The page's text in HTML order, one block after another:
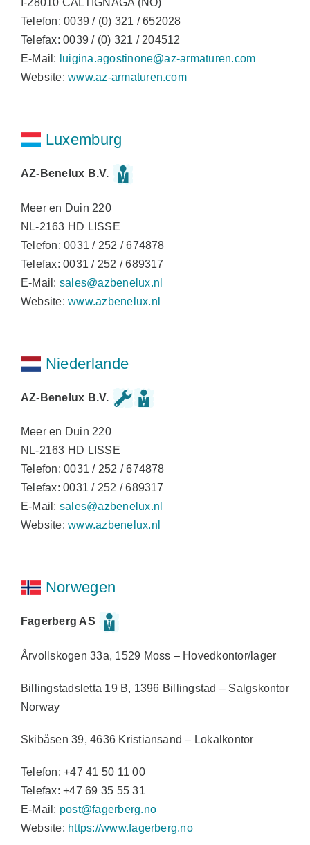
I-28010 CALTIGNAGA (NO)
Telefon: 0039 / (0) 321 / 652028
Telefax: 0039 / (0) 321 / 204512
E-Mail:
luigina.agostinone@az-armaturen.com
Website:www.az-armaturen.com
Luxemburg
AZ-Benelux B.V.
Meer en Duin 220
NL-2163 HD LISSE
Telefon: 0031 / 252 / 674878
Telefax: 0031 / 252 / 689317
E-Mail: sales@azbenelux.nl
Website:www.azbenelux.nl
Niederlande
AZ-Benelux B.V.
Meer en Duin 220
NL-2163 HD LISSE
Telefon: 0031 / 252 / 674878
Telefax: 0031 / 252 / 689317
E-Mail: sales@azbenelux.nl
Website:www.azbenelux.nl
Norwegen
Fagerberg AS
Årvollskogen 33a, 1529 Moss – Hovedkontor/lager
Billingstadsletta 19 B, 1396 Billingstad – Salgskontor
Norway
Skibåsen 39, 4636 Kristiansand – Lokalkontor
Telefon: +47 41 50 11 00
Telefax: +47 69 35 55 31
E-Mail: post@fagerberg.no
Website: https://www.fagerberg.no